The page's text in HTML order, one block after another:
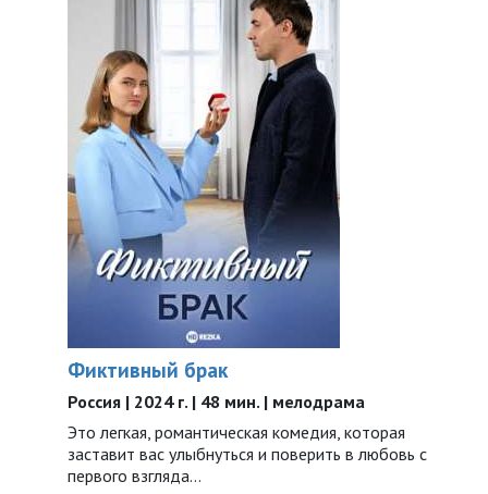
Фиктивный брак
Россия | 2024 г. | 48 мин. | мелодрама
Это легкая, романтическая комедия, которая
заставит вас улыбнуться и поверить в любовь с
первого взгляда…